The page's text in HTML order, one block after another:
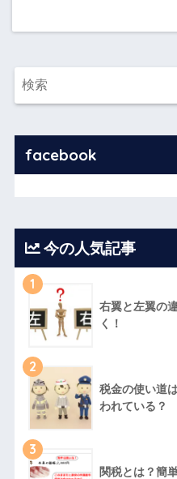
facebook
今の人気記事
1
右翼と左翼の
く！
2
税金の使い道
われている？
3
関税とは？簡